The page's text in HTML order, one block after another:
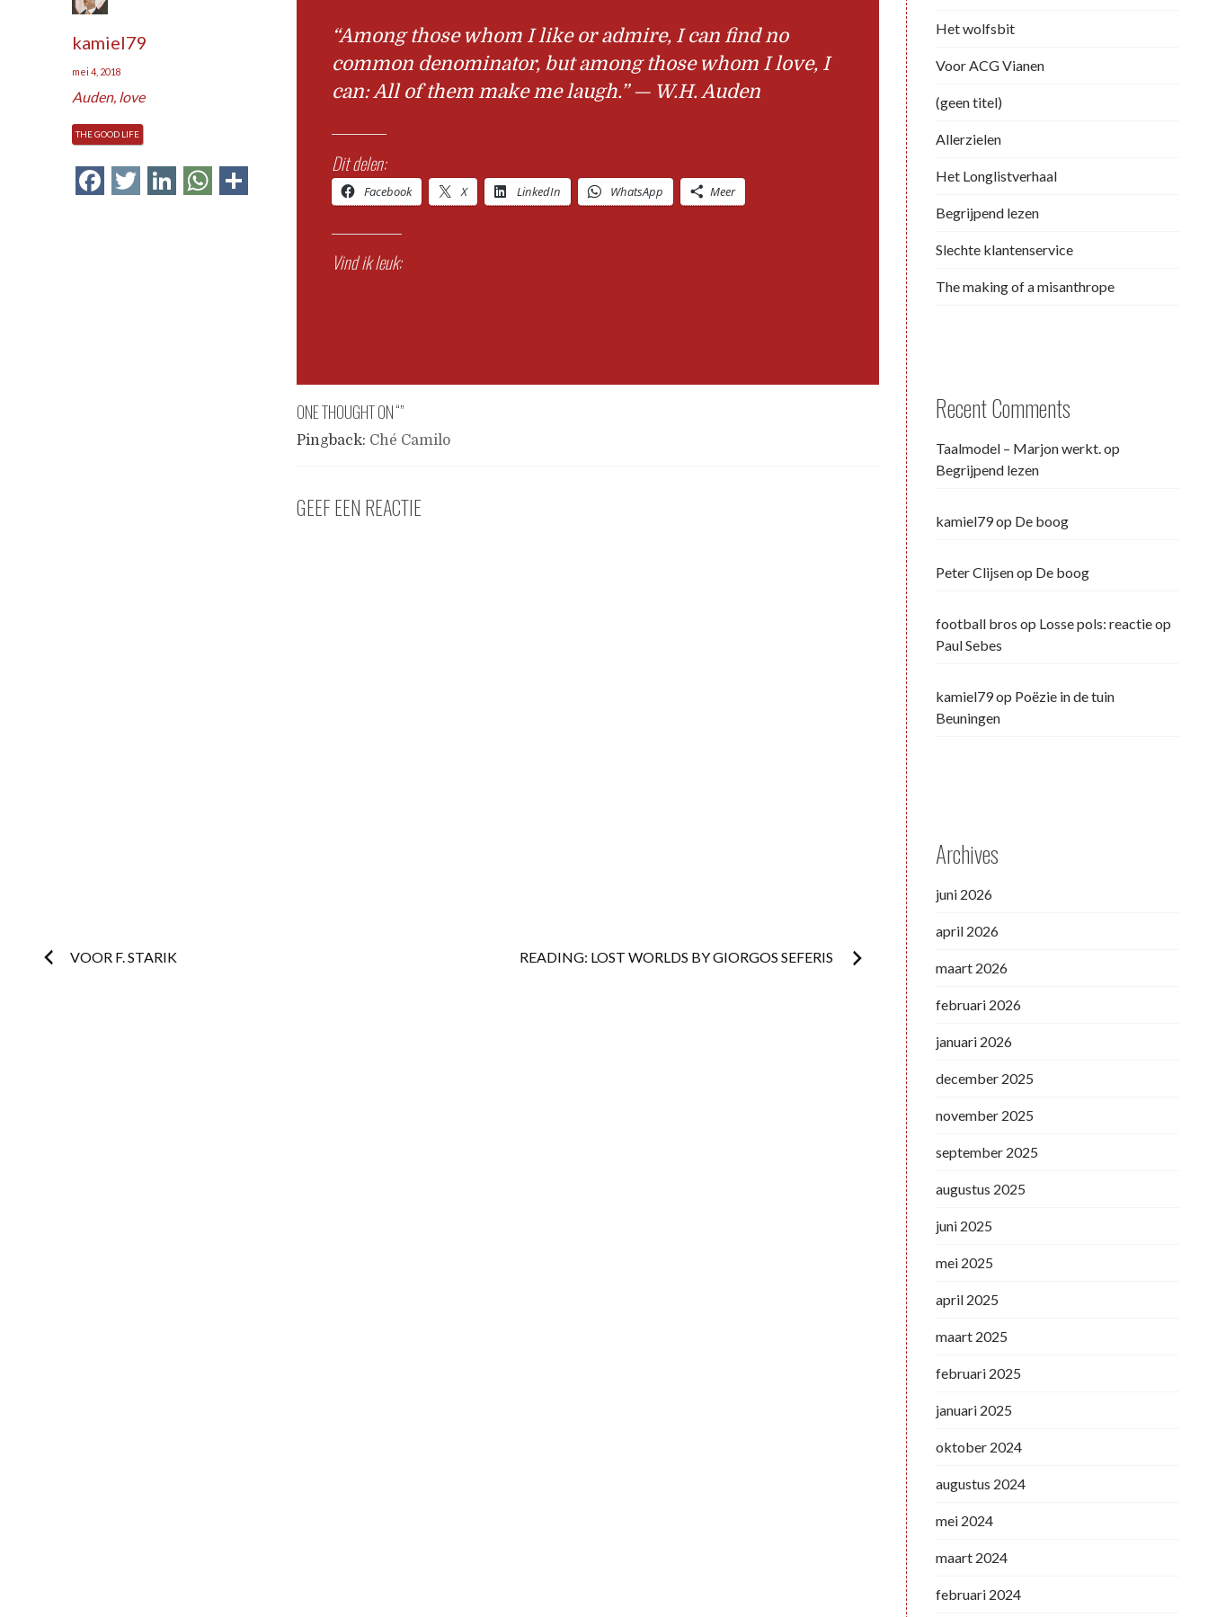
kamiel79
mei 4, 2018
Auden, love
THE GOOD LIFE
Facebook
Twitter
LinkedInWhatsApp
“Among those whom I like or admire, I can find no
common denominator, but among those whom I love, I
can: All of them make me laugh.” — W.H. Auden
Dit delen:
Facebook X LinkedIn WhatsApp Meer
Vind ik leuk:
ONE THOUGHT ON “”
Pingback: Ché Camilo
GEEF EEN REACTIE
Post
VOOR F. STARIK READING: LOST WORLDS BY GIORGOS SEFERIS
Het wolfsbit
Voor ACG Vianen
(geen titel)
Allerzielen
Het Longlistverhaal
Begrijpend lezen
Slechte klantenservice
The making of a misanthrope
Recent Comments
Taalmodel – Marjon werkt.op
Begrijpend lezen
kamiel79op De boog
Peter Clijsenop De boog
football bros op Losse pols: reactie op
Paul Sebes
kamiel79op Poëzie in de tuin
Beuningen
Archives
juni 2026
april 2026
maart 2026
februari 2026
januari 2026
december 2025
november 2025
september 2025
augustus 2025
juni 2025
mei 2025
april 2025
maart 2025
februari 2025
januari 2025
oktober 2024
augustus 2024
mei 2024
maart 2024
februari 2024